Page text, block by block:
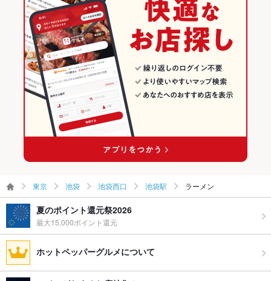
東京 池袋 池袋西口 池袋駅 ラーメン
夏のポイント還元祭2026
最大15,000ポイント還元
ホットペッパーグルメについて